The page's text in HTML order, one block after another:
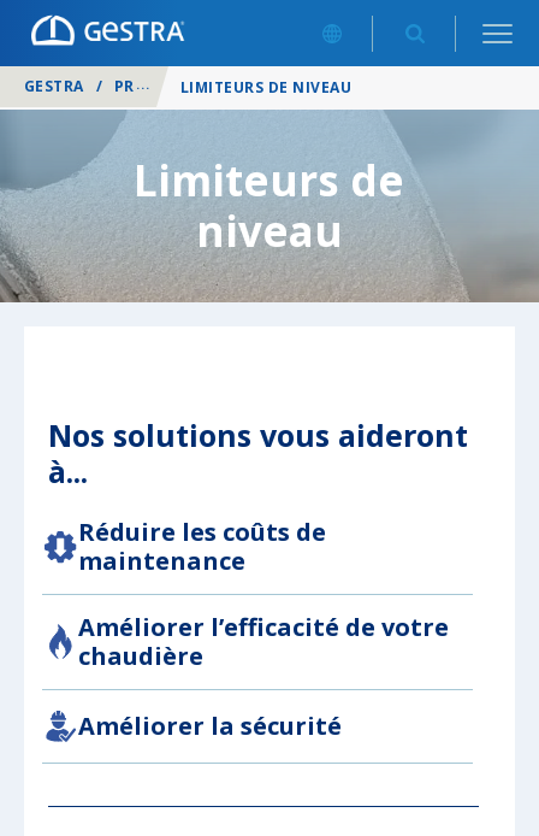
GESTRA / PRODUITS / CHAUFFERIE /
LIMITEURS DE NIVEAU
Limiteurs de
niveau
Nos solutions vous aideront
à...
Réduire les coûts de
maintenance
Améliorer l’efficacité de votre
chaudière
Améliorer la sécurité